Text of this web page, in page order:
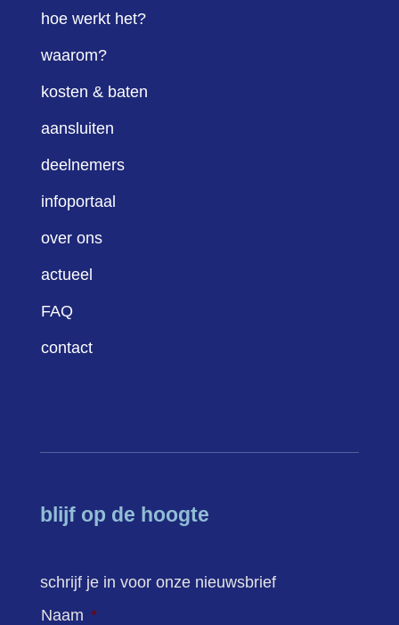
hoe werkt het?
waarom?
kosten & baten
aansluiten
deelnemers
infoportaal
over ons
actueel
FAQ
contact
blijf op de hoogte
schrijf je in voor onze nieuwsbrief
Naam *